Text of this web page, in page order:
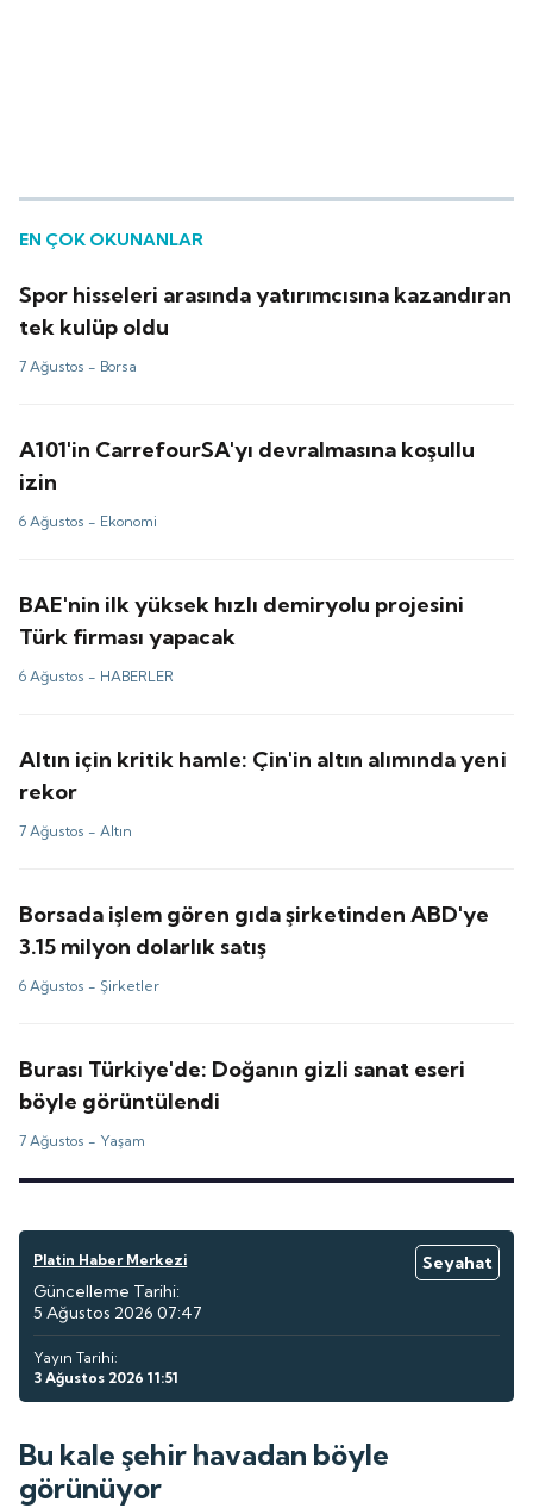
EN ÇOK OKUNANLAR
Spor hisseleri arasında yatırımcısına kazandıran
tek kulüp oldu
7 Ağustos - Borsa
A101'in CarrefourSA'yı devralmasına koşullu
izin
6 Ağustos - Ekonomi
BAE'nin ilk yüksek hızlı demiryolu projesini
Türk firması yapacak
6 Ağustos - HABERLER
Altın için kritik hamle: Çin'in altın alımında yeni
rekor
7 Ağustos -Altın
Borsada işlem gören gıda şirketinden ABD'ye
3.15 milyon dolarlık satış
6 Ağustos -Şirketler
Burası Türkiye'de: Doğanın gizli sanat eseri
böyle görüntülendi
7 Ağustos - Yaşam
Platin Haber Merkezi
Seyahat
Güncelleme Tarihi:
5 Ağustos 2026 07:47
Yayın Tarihi:
3 Ağustos 2026 11:51
Bu kale şehir havadan böyle
görünüyor